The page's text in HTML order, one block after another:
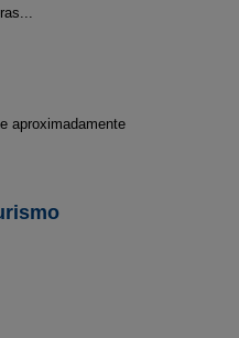
aproximadamente